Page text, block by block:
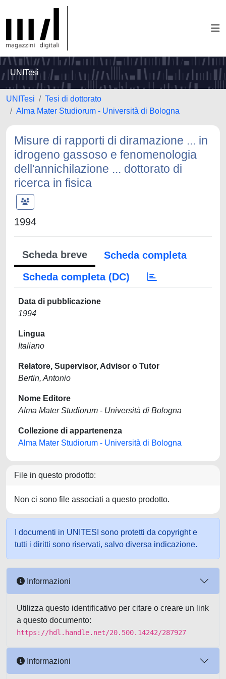
UNITesi
UNITesi
Tesi di dottorato
Alma Mater Studiorum - Università di Bologna
Misure di rapporti di diramazione ... in
idrogeno gassoso e fenomenologia
dell'annichilazione ... dottorato di
ricerca in fisica
1994
Scheda breve
Scheda completa
Scheda completa (DC)
Data di pubblicazione
1994
Lingua
Italiano
Relatore, Supervisor, Advisor o Tutor
Bertin, Antonio
Nome Editore
Alma Mater Studiorum - Università di Bologna
Collezione di appartenenza
Alma Mater Studiorum - Università di Bologna
File in questo prodotto:
Non ci sono file associati a questo prodotto.
I documenti in UNITESI sono protetti da copyright e
tutti i diritti sono riservati, salvo diversa indicazione.
Informazioni
Utilizza questo identificativo per citare o creare un link
a questo documento:
https://hdl.handle.net/20.500.14242/287927
Informazioni